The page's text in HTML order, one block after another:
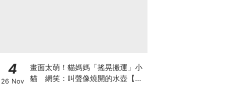
4
26 Nov
畫面太萌！貓媽媽「搖晃搬運」小
貓 網笑：叫聲像燒開的水壺【有